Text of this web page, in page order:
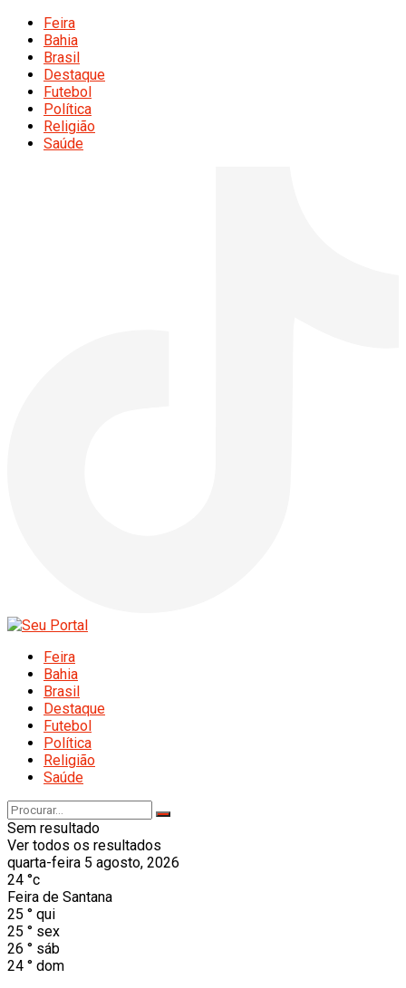
Feira
Bahia
Brasil
Destaque
Futebol
Política
Religião
Saúde
Feira
Bahia
Brasil
Destaque
Futebol
Política
Religião
Saúde
Sem resultado
Ver todos os resultados
quarta-feira 5 agosto, 2026
24 °c
Feira de Santana
25 ° qui
25 ° sex
26 ° sáb
24 ° dom